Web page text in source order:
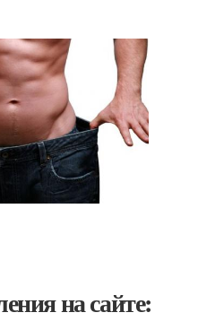
на сайте: